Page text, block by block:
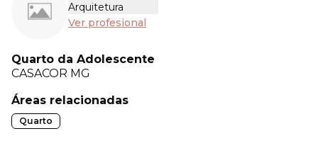
Arquitetura
Ver profesional
Quarto da Adolescente
CASACOR MG
Áreas relacionadas
Quarto